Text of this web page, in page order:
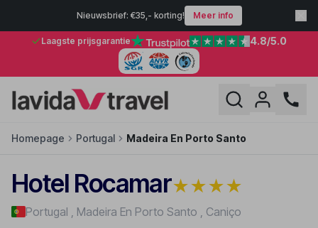
Nieuwsbrief: €35,- korting! Meer info
Laagste prijsgarantie 4.8/5.0
Homepage Portugal Madeira En Porto Santo
Hotel Rocamar★★★★
Portugal , Madeira En Porto Santo , Caniço